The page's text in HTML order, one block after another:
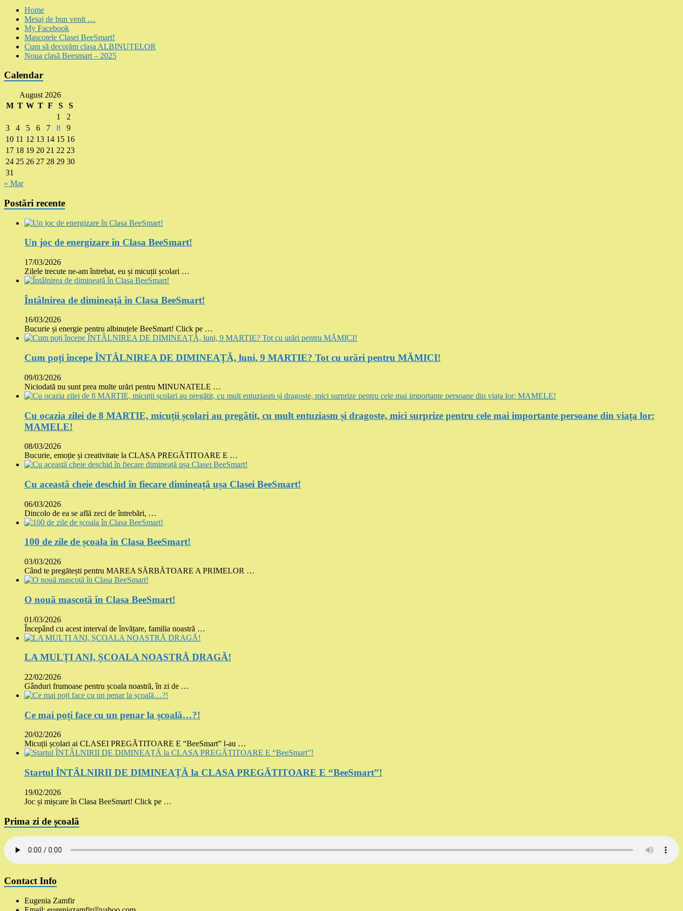
Home
Mesaj de bun venit …
My Facebook
Mascotele Clasei BeeSmart!
Cum să decorăm clasa ALBINUȚELOR
Noua clasă Beesmart – 2025
Calendar
August 2026
M T W T F S
S
1
2
3
4 5 6 7 8
9
10 11 12 13 14 15 16
17 18 19 20 21 22 23
24 25 26 27 28 29 30
31
« Mar
Postări recente
Un joc de energizare în Clasa BeeSmart!
17/03/2026
Zilele trecute ne-am întrebat, eu și micuții școlari …
Întâlnirea de dimineață în Clasa BeeSmart!
16/03/2026
Bucurie și energie pentru albinuțele BeeSmart! Click pe …
Cum poți începe ÎNTÂLNIREA DE DIMINEAȚĂ, luni, 9 MARTIE? Tot cu urări pentru MĂMICI!
09/03/2026
Niciodată nu sunt prea multe urări pentru MINUNATELE …
Cu ocazia zilei de 8 MARTIE, micuții școlari au pregătit, cu mult entuziasm și dragoste, mici surprize pentru cele mai importante persoane din viața lor:
MAMELE!
08/03/2026
Bucurie, emoție și creativitate la CLASA PREGĂTITOARE E …
Cu această cheie deschid în fiecare dimineață ușa Clasei BeeSmart!
06/03/2026
Dincolo de ea se află zeci de întrebări, …
100 de zile de școala în Clasa BeeSmart!
03/03/2026
Când te pregătești pentru MAREA SĂRBĂTOARE A PRIMELOR …
O nouă mascotă în Clasa BeeSmart!
01/03/2026
Începând cu acest interval de învățare, familia noastră …
LA MULȚI ANI, ȘCOALA NOASTRĂ DRAGĂ!
22/02/2026
Gânduri frumoase pentru școala noastră, în zi de …
Ce mai poți face cu un penar la școală…?!
20/02/2026
Micuții școlari ai CLASEI PREGĂTITOARE E “BeeSmart” l-au …
Startul ÎNTÂLNIRII DE DIMINEAȚĂ la CLASA PREGĂTITOARE E “BeeSmart”!
19/02/2026
Joc și mișcare în Clasa BeeSmart! Click pe …
Prima zi de școală
Contact Info
Eugenia Zamfir